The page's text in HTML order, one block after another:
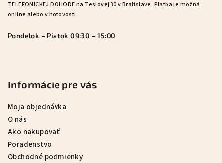
TELEFONICKEJ DOHODE na Teslovej 30 v Bratislave. Platba je možná
online alebo v hotovosti.
Pondelok – Piatok 09:30 – 15:00
Informácie pre vás
Moja objednávka
O nás
Ako nakupovať
Poradenstvo
Obchodné podmienky